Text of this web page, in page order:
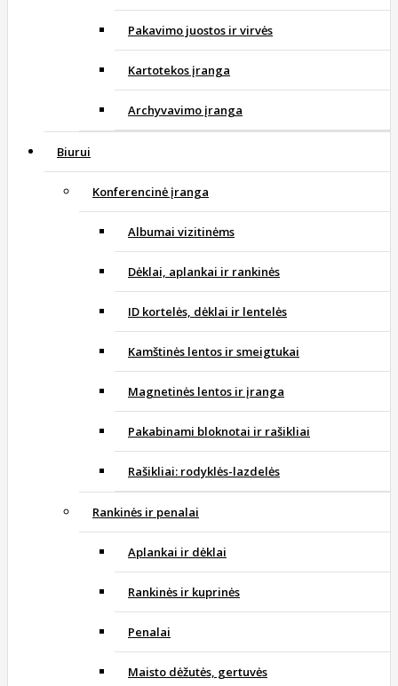
Pakavimo juostos ir virvės
Kartotekos įranga
Archyvavimo įranga
Biurui
Konferencinė įranga
Albumai vizitinėms
Dėklai, aplankai ir rankinės
ID kortelės, dėklai ir lentelės
Kamštinės lentos ir smeigtukai
Magnetinės lentos ir įranga
Pakabinami bloknotai ir rašikliai
Rašikliai: rodyklės-lazdelės
Rankinės ir penalai
Aplankai ir dėklai
Rankinės ir kuprinės
Penalai
Maisto dėžutės, gertuvės